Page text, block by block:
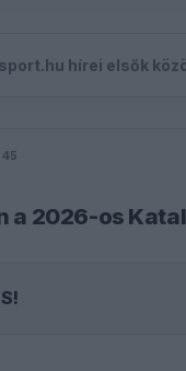
hírei elsők
a 2026-os